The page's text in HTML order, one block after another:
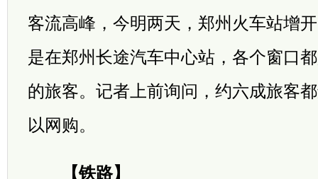
客流高峰，今明两天，郑州火车站增
是在郑州长途汽车中心站，各个窗口
的旅客。记者上前询问，约六成旅客
以网购。
【铁路】